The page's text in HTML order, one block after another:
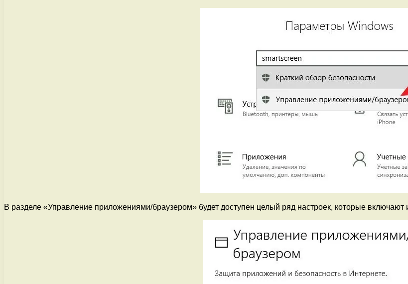
В разделе «Управление приложениями/браузером» будет доступен целый ряд настроек, которые